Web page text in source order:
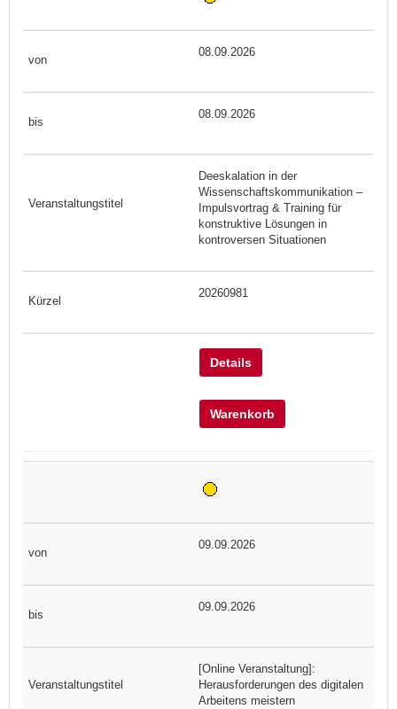
08.09.2026
08.09.2026
Deeskalation in der
Wissenschaftskommunikation –
Impulsvortrag & Training für
konstruktive Lösungen in
kontroversen Situationen
20260981
Details
Warenkorb
09.09.2026
09.09.2026
[Online Veranstaltung]:
Herausforderungen des digitalen
Arbeitens meistern